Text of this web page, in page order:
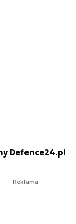
Defence24.pl
Reklama